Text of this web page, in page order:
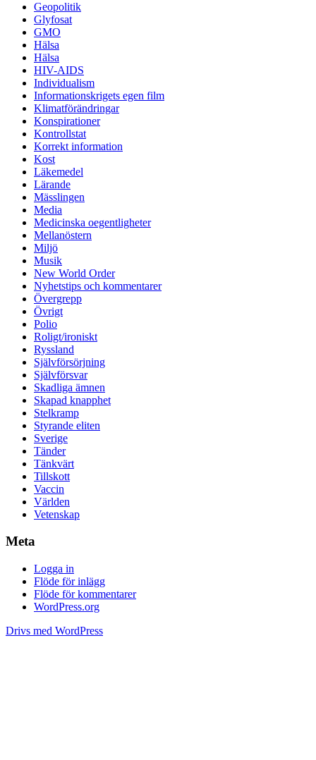
Geopolitik
Glyfosat
GMO
Hälsa
Hälsa
HIV-AIDS
Individualism
Informationskrigets egen film
Klimatförändringar
Konspirationer
Kontrollstat
Korrekt information
Kost
Läkemedel
Lärande
Mässlingen
Media
Medicinska oegentligheter
Mellanöstern
Miljö
Musik
New World Order
Nyhetstips och kommentarer
Övergrepp
Övrigt
Polio
Roligt/ironiskt
Ryssland
Självförsörjning
Självförsvar
Skadliga ämnen
Skapad knapphet
Stelkramp
Styrande eliten
Sverige
Tänder
Tänkvärt
Tillskott
Vaccin
Världen
Vetenskap
Meta
Logga in
Flöde för inlägg
Flöde för kommentarer
WordPress.org
Drivs med WordPress